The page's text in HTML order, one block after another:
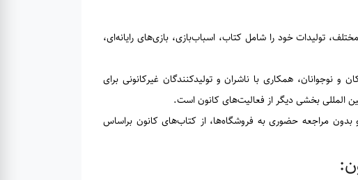
تولیدات خود را شامل کتاب، اسباب‌بازی، بازی‌های رایانه‌ای،
نوجوانان، همکاری با ناشران و تولیدکنندگان غیرکانونی برای
المللی بخشی دیگر از فعالیت‌های کانون است.
بدون مراجعه حضوری به فروشگاه‌ها، از کتاب‌های کانون براساس